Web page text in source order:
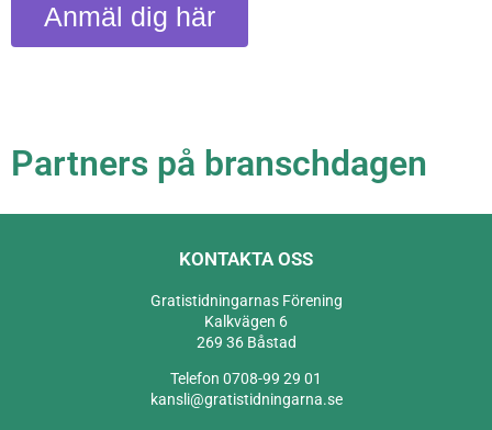
Anmäl dig här
Partners på branschdagen
KONTAKTA OSS
Gratistidningarnas Förening
Kalkvägen 6
269 36 Båstad
Telefon 0708-99 29 01
kansli@gratistidningarna.se